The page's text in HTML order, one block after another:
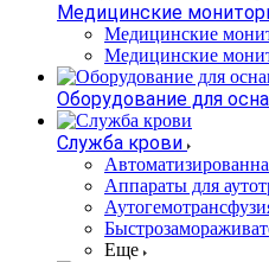
Медицинские
Медицинские
Медицинские
Оборудование для
Служба крови
Аппараты для
Еще